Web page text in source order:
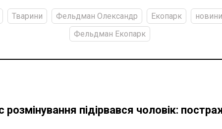
Тварини Фельдман Олександр Екопарк
Фельдман Екопарк
розмінування підірвався чоловік: